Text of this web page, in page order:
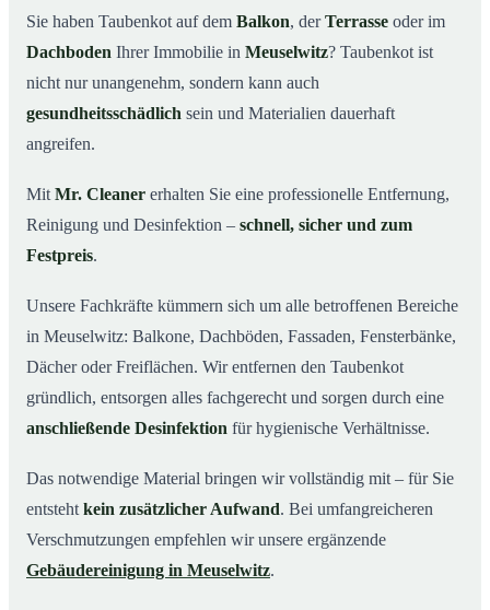
Taubenkot entfernen in Meuselwitz & Umgebung
05Jetzt Angebot für die Taubenkot-Entfernung in
Sie haben Taubenkot auf dem Balkon, derTerrasse oder im
Dachboden Ihrer Immobilie in Meuselwitz? Taubenkot ist
nicht nur unangenehm, sondern kann auch
gesundheitsschädlich sein und Materialien dauerhaft
angreifen.
Mit Mr. Cleaner erhalten Sie eine professionelle Entfernung,
Reinigung und Desinfektion – schnell, sicher und zum
Festpreis.
Unsere Fachkräfte kümmern sich um alle betroffenen Bereiche
in Meuselwitz: Balkone, Dachböden, Fassaden, Fensterbänke,
Dächer oder Freiflächen. Wir entfernen den Taubenkot
gründlich, entsorgen alles fachgerecht und sorgen durch eine
anschließende Desinfektion für hygienische Verhältnisse.
Das notwendige Material bringen wir vollständig mit – für Sie
entsteht kein zusätzlicher Aufwand. Bei umfangreicheren
Verschmutzungen empfehlen wir unsere ergänzende
Gebäudereinigung in Meuselwitz.